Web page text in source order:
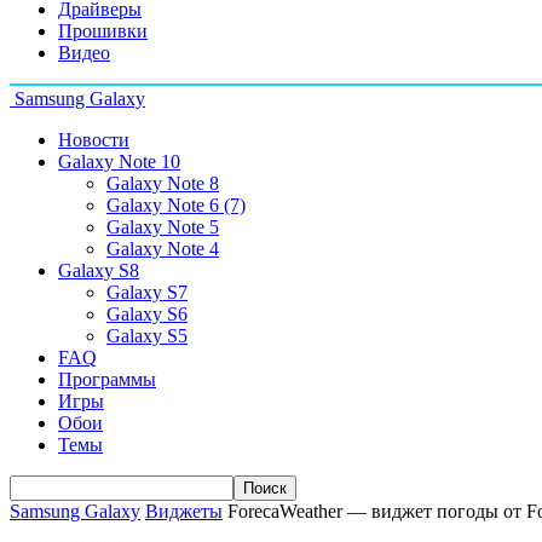
Драйверы
Прошивки
Видео
Samsung Galaxy
Новости
Galaxy Note 10
Galaxy Note 8
Galaxy Note 6 (7)
Galaxy Note 5
Galaxy Note 4
Galaxy S8
Galaxy S7
Galaxy S6
Galaxy S5
FAQ
Программы
Игры
Обои
Темы
Samsung Galaxy Виджеты ForecaWeather — виджет погоды от